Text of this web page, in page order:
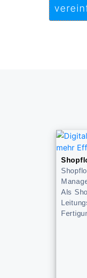
Als